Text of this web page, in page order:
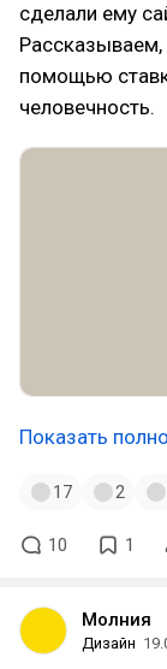
сделали ему
Рассказываем,
помощью
человечность.
Показать
17 2
10 1
Молния
Дизайн